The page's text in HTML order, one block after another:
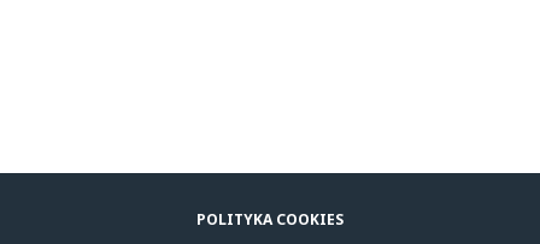
POLITYKA COOKIES